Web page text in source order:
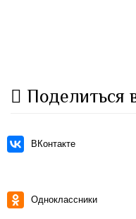
Поделиться
ВКонтакте
Одноклассники